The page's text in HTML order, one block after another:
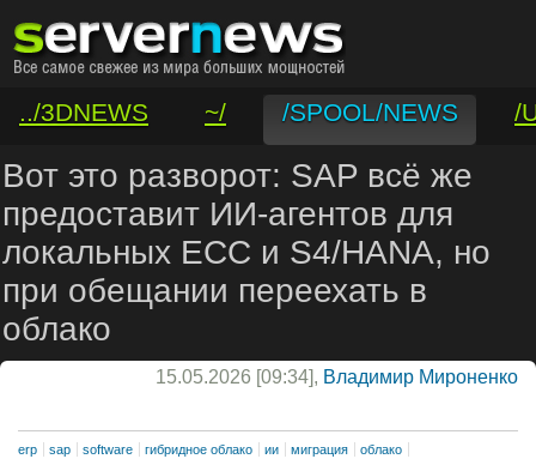
../3DNEWS ~/ /SPOOL/NEWS
/
/VAR/CONTACT
Вот это разворот: SAP всё же
предоставит ИИ-агентов для
локальных ECC и S4/HANA, но
при обещании переехать в
облако
15.05.2026 [09:34], Владимир Мироненко
erp sap software гибридное облако ии миграция облако